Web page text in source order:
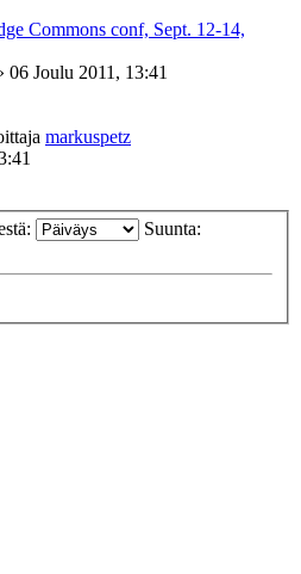
Commons conf, Sept. 12-14,
06 Joulu 2011, 13:41
markuspetz
Suunta: